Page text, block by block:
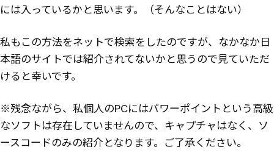
には入っているかと思います。（そんなことはない）
私もこの方法をネットで検索をしたのですが、なかなか日
本語のサイトでは紹介されてないかと思うので見ていただ
けると幸いです。
※残念ながら、私個人のPCにはパワーポイントという高級
なソフトは存在していませんので、キャプチャはなく、ソ
ースコードのみの紹介となります。ご了承ください。